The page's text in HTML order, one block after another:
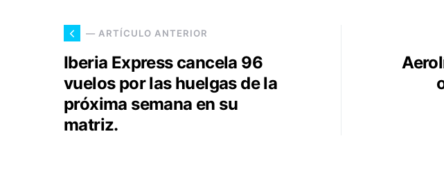
— ARTÍCULO ANTERIOR
Iberia Express cancela 96
vuelos por las huelgas de la
próxima semana en su
matriz.